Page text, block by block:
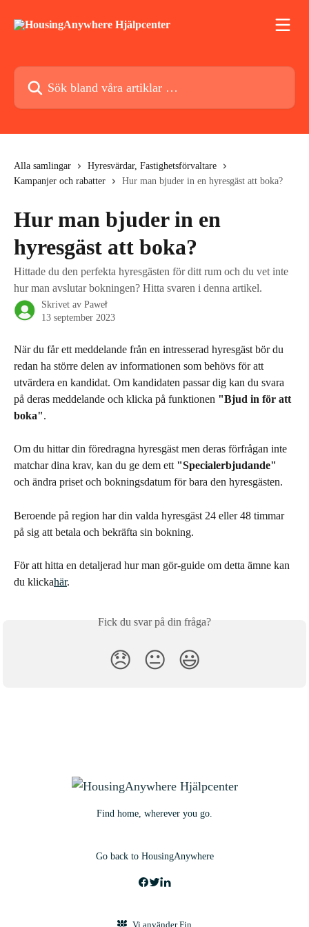
Sök bland våra artiklar …
Alla samlingar
Hyresvärdar, Fastighetsförvaltare
Kampanjer och rabatter
Hur man bjuder in en hyresgäst att boka?
Hur man bjuder in en
hyresgäst att boka?
Hittade du den perfekta hyresgästen för ditt rum och du vet inte
hur man avslutar bokningen? Hitta svaren i denna artikel.
Skrivet av Paweł
13 september 2023
När du får ett meddelande från en intresserad hyresgäst bör du
redan ha större delen av informationen som behövs för att
utvärdera en kandidat. Om kandidaten passar dig kan du svara
på deras meddelande och klicka på funktionen "Bjud in för att
boka".
Om du hittar din föredragna hyresgäst men deras förfrågan inte
matchar dina krav, kan du ge dem ett "Specialerbjudande"
och ändra priset och bokningsdatum för bara den hyresgästen.
Beroende på region har din valda hyresgäst 24 eller 48 timmar
på sig att betala och bekräfta sin bokning.
För att hitta en detaljerad hur man gör-guide om detta ämne kan
du klickahär.
Fick du svar på din fråga?
😞 😐 😃
Find home, wherever you go.
Go back to HousingAnywhere
Vi använder Fin